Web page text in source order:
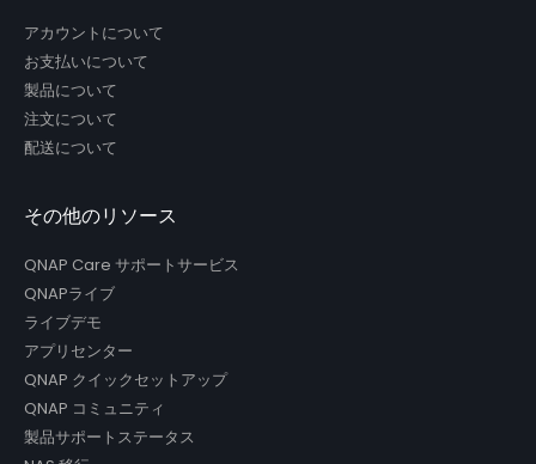
アカウントについて
お支払いについて
製品について
注文について
配送について
その他のリソース
QNAP Care サポートサービス
QNAPライブ
ライブデモ
アプリセンター
QNAP クイックセットアップ
QNAP コミュニティ
製品サポートステータス